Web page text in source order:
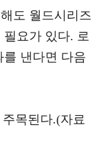
도 월드시리즈
요가 있다. 로
낸다면 다음
목된다.(자료